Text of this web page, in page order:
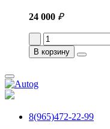
24 000 ₽
В корзину
8(965)472-22-99